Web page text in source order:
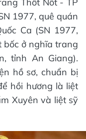
Thốt Nốt - TP
1977, quê quán
Ca (SN 1977,
bốc ở nghĩa trang
tỉnh An Giang).
hồ sơ, chuẩn bị
hồi hương là liệt
Xuyên và liệt sỹ